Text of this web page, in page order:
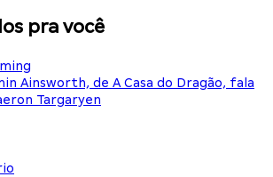
pra você
Ainsworth, de A Casa do Dragão, fala
Targaryen